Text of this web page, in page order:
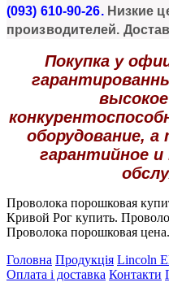
(093) 610-90-26. Низкие
производителей.
Покупка у
оборудование, а
гарантийное и
Проволока порошковая
Кривой Рог купить.
Проволока порошковая цена.
Головна Продукція Lincoln
Оплата і доставка Контакти